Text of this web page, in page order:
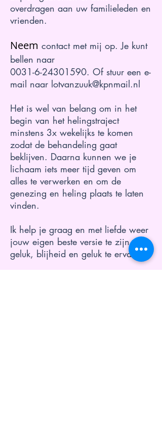
overdragen aan uw familieleden en
vrienden.
Neem contact met mij op. Je kunt
bellen naar
0031-6-24301590. Of stuur een e-
mail naar lotvanzuuk@kpnmail.nl
Het is wel van belang om in het
begin van het helingstraject
minstens 3x wekelijks te komen
zodat de behandeling gaat
beklijven. Daarna kunnen we je
lichaam iets meer tijd geven om
alles te verwerken en om de
genezing en heling plaats te laten
vinden.
Ik help je graag en met liefde weer
jouw eigen beste versie te zijn en
geluk, blijheid en geluk te ervaren.